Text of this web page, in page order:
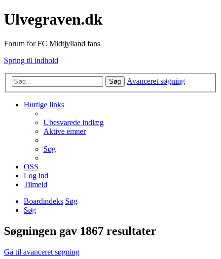
Ulvegraven.dk
Forum for FC Midtjylland fans
Spring til indhold
Søg Avanceret søgning
Hurtige links
Ubesvarede indlæg
Aktive emner
Søg
OSS
Log ind
Tilmeld
Boardindeks Søg
Søg
Søgningen gav 1867 resultater
Gå til avanceret søgning